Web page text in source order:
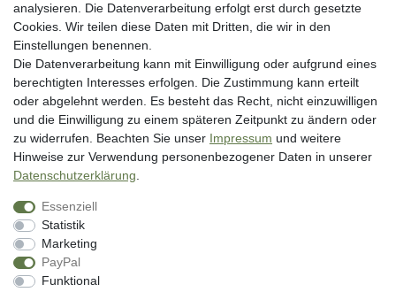
Datenschutzerklärung
AGB
Impressum
Vertrag widerrufen
Unsere Zahlungsarten
analysieren. Die Datenverarbeitung erfolgt erst durch gesetzte
Cookies. Wir teilen diese Daten mit Dritten, die wir in den
Einstellungen benennen.
Die Datenverarbeitung kann mit Einwilligung oder aufgrund eines
berechtigten Interesses erfolgen. Die Zustimmung kann erteilt
oder abgelehnt werden. Es besteht das Recht, nicht einzuwilligen
und die Einwilligung zu einem späteren Zeitpunkt zu ändern oder
zu widerrufen. Beachten Sie unser Impressum und weitere
Hinweise zur Verwendung personenbezogener Daten in unserer
Daten­schutz­erklärung
Essenziell
Statistik
Marketing
PayPal
Funktional